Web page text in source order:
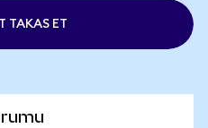
TAKAS ET